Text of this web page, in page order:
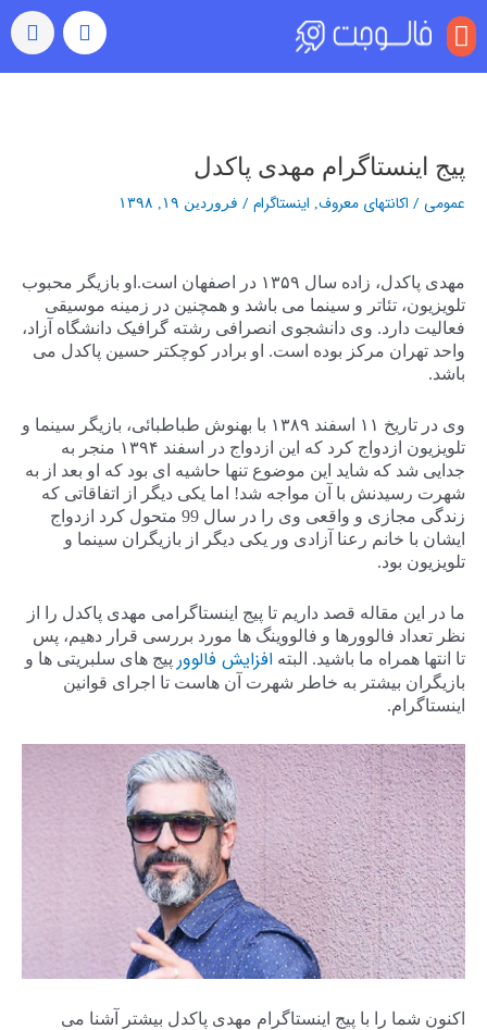
منو
پیج اینستاگرام مهدی پاکدل
عمومی / اکانتهای معروف اینستاگرام / فروردین ۱۹, ۱۳۹۸
مهدی پاکدل، زاده سال ۱۳۵۹ در اصفهان است.او بازیگر محبوب
تلویزیون، تئاتر و سینما می باشد و همچنین در زمینه موسیقی
فعالیت دارد. وی دانشجوی انصرافی رشته گرافیک دانشگاه آزاد،
واحد تهران مرکز بوده است. او برادر کوچکتر حسین پاکدل می
باشد.
وی در تاریخ ۱۱ اسفند ۱۳۸۹ با بهنوش طباطبائی، بازیگر سینما و
تلویزیون ازدواج کرد که این ازدواج در اسفند ۱۳۹۴ منجر به
جدایی شد که شاید این موضوع تنها حاشیه ای بود که او بعد از به
شهرت رسیدنش با آن مواجه شد! اما یکی دیگر از اتفاقاتی که
زندگی مجازی و واقعی وی را در سال 99 متحول کرد ازدواج
ایشان با خانم رعنا آزادی ور یکی دیگر از بازیگران سینما و
تلویزیون بود.
ما در این مقاله قصد داریم تا پیج اینستاگرامی مهدی پاکدل را از
نظر تعداد فالوورها و فالووینگ ها مورد بررسی قرار دهیم، پس
تا انتها همراه ما باشید. البته افزایش فالوور پیج های سلبریتی ها و
بازیگران بیشتر به خاطر شهرت آن هاست تا اجرای قوانین
اینستاگرام.
اکنون شما را با پیج اینستاگرام مهدی پاکدل بیشتر آشنا می